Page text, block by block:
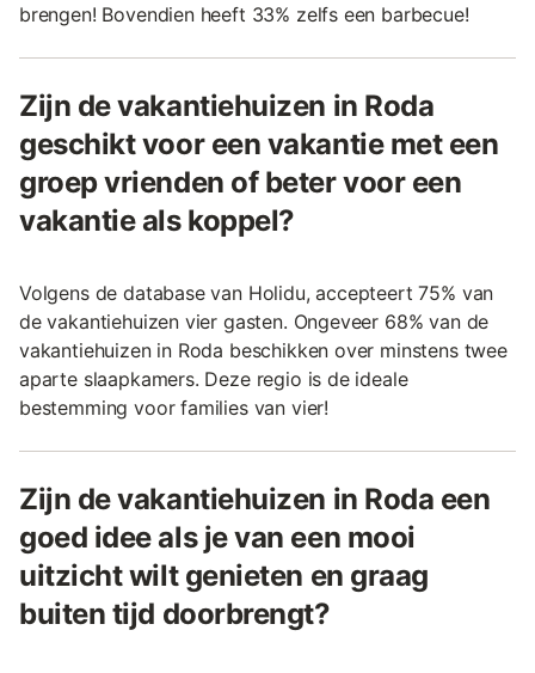
brengen! Bovendien heeft 33% zelfs een barbecue!
Zijn de vakantiehuizen in Roda
geschikt voor een vakantie met een
groep vrienden of beter voor een
vakantie als koppel?
Volgens de database van Holidu, accepteert 75% van
de vakantiehuizen vier gasten. Ongeveer 68% van de
vakantiehuizen in Roda beschikken over minstens twee
aparte slaapkamers. Deze regio is de ideale
bestemming voor families van vier!
Zijn de vakantiehuizen in Roda een
goed idee als je van een mooi
uitzicht wilt genieten en graag
buiten tijd doorbrengt?